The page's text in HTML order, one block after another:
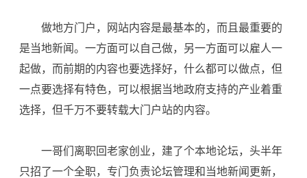
做地方门户，网站内容是最基本的，而且最重要的
是当地新闻。一方面可以自己做，另一方面可以雇人一
起做，而前期的内容也要选择好，什么都可以做点，但
一点要选择有特色，可以根据当地政府支持的产业着重
选择，但千万不要转载大门户站的内容。
一哥们离职回老家创业，建了个本地论坛，头半年
只招了一个全职，专门负责论坛管理和当地新闻更新，